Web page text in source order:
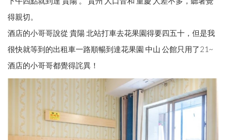
得親切。
酒店的小哥哥說從 貴陽 北站打車去花果園得要四五十，但是我
很快就等到的出租車一路順暢到達花果園 中山 公館只用了21~
酒店的小哥哥都覺得詫異！